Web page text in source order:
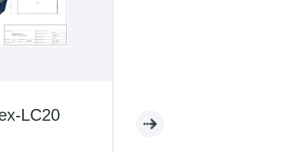
LC20 Containex-WC05